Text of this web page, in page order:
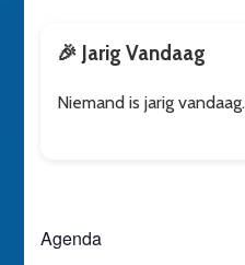
🎉 Jarig Vandaag
Niemand is jarig vandaag.
Agenda